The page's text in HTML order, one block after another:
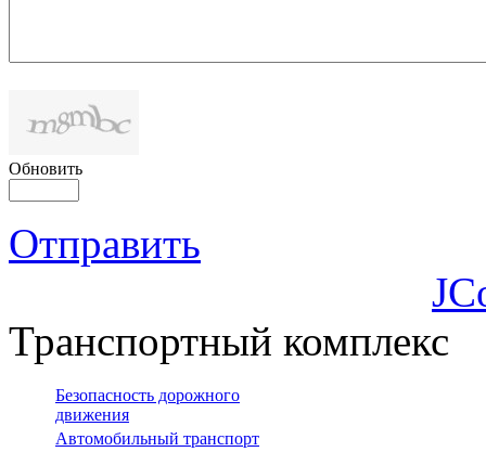
Обновить
Отправить
Транспортный комплекс
Безопасность дорожного
движения
Автомобильный транспорт